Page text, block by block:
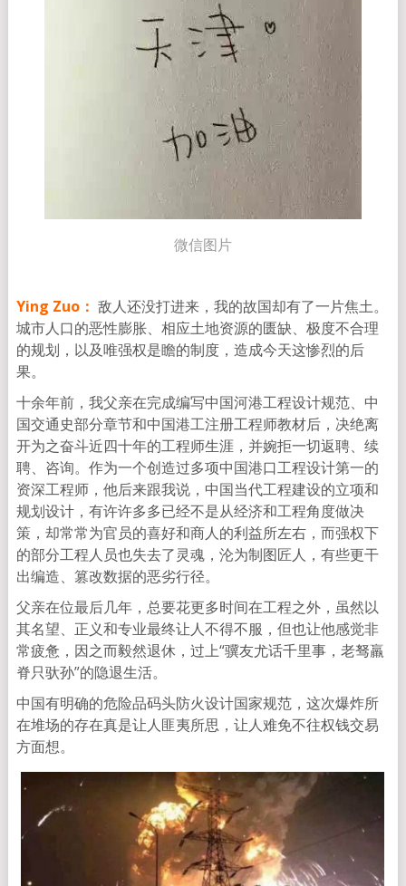
微信图片
Ying Zuo： 敌人还没打进来，我的故国却有了一片焦土。
城市人口的恶性膨胀、相应土地资源的匮缺、极度不合理
的规划，以及唯强权是瞻的制度，造成今天这惨烈的后
果。
十余年前，我父亲在完成编写中国河港工程设计规范、中
国交通史部分章节和中国港工注册工程师教材后，决绝离
开为之奋斗近四十年的工程师生涯，并婉拒一切返聘、续
聘、咨询。作为一个创造过多项中国港口工程设计第一的
资深工程师，他后来跟我说，中国当代工程建设的立项和
规划设计，有许许多多已经不是从经济和工程角度做决
策，却常常为官员的喜好和商人的利益所左右，而强权下
的部分工程人员也失去了灵魂，沦为制图匠人，有些更干
出编造、篡改数据的恶劣行径。
父亲在位最后几年，总要花更多时间在工程之外，虽然以
其名望、正义和专业最终让人不得不服，但也让他感觉非
常疲惫，因之而毅然退休，过上“骥友尤话千里事，老驽羸
脊只驮孙”的隐退生活。
中国有明确的危险品码头防火设计国家规范，这次爆炸所
在堆场的存在真是让人匪夷所思，让人难免不往权钱交易
方面想。